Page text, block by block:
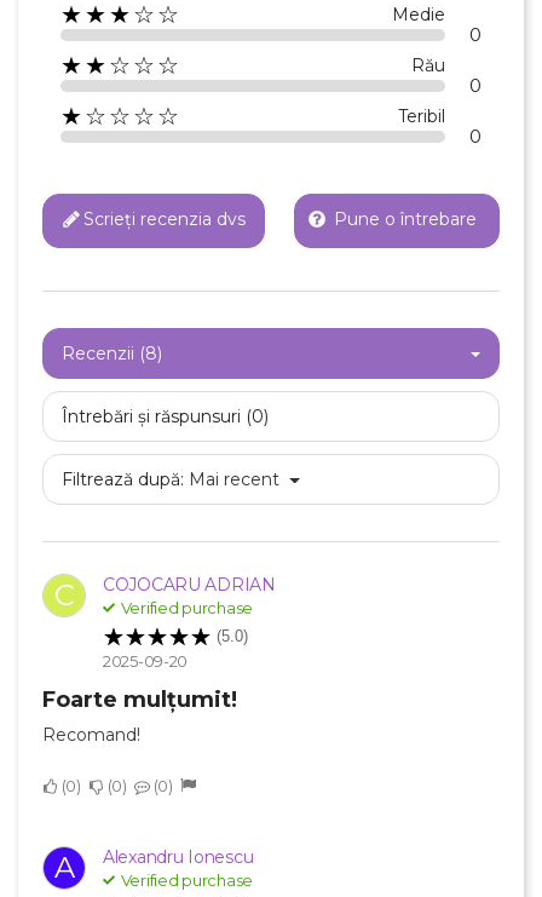
★★★☆☆ Medie
0
★★☆☆☆ Rău
0
★☆☆☆☆ Teribil
0
Scrieți recenzia dvs Pune o întrebare
Recenzii (8)
Întrebări și răspunsuri (0)
Filtrează după: Mai recent
C COJOCARU ADRIAN
Verified purchase
(5.0)
2025-09-20
Foarte mulțumit!
Recomand!
0 0 0
A Alexandru Ionescu
Verified purchase
Creeaza o lista de dorinte
Numele listei de dorinte